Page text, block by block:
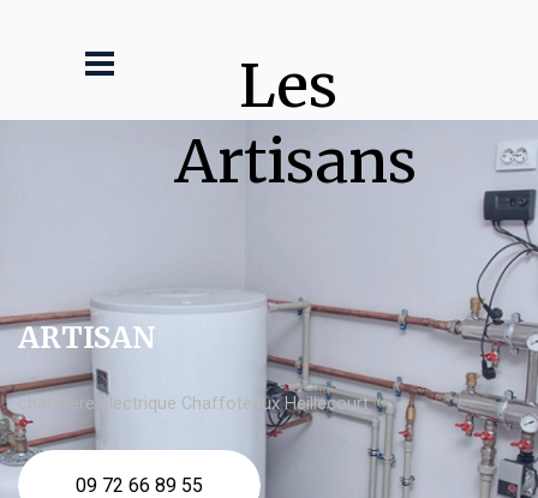
Les
Artisans
ARTISAN
chaudière électrique Chaffoteaux Heillecourt
09 72 66 89 55